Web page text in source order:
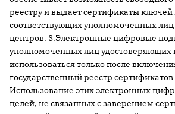
реестру и выдает сертификаты
соответствующих уполномоченных
центров. 3.Электронные цифровые
уполномоченных лиц удостоверяющих
использоваться только после
государственный реестр
Использование этих электронных
целей, не связанных с заверением